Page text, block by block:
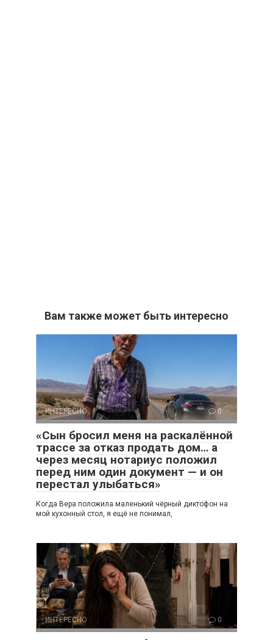
Вам также может быть интересно
ИНТЕРЕСНО 0
«Сын бросил меня на раскалённой
трассе за отказ продать дом… а
через месяц нотариус положил
перед ним один документ — и он
перестал улыбаться»
Когда Вера положила маленький чёрный диктофон на
мой кухонный стол, я ещё не понимал,
ИНТЕРЕСНО 0